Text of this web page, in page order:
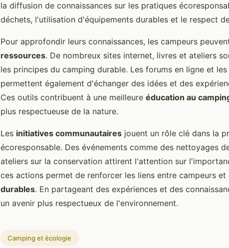
la diffusion de connaissances sur les pratiques
déchets, l'utilisation d'équipements durables et le respect
Pour approfondir leurs connaissances, les campeurs
ressources. De nombreux sites internet, livres et ateliers
les principes du camping durable. Les forums en ligne et
permettent également d'échanger des idées et des
Ces outils contribuent à une meilleure éducation au
plus respectueuse de la nature.
Les initiatives communautaires jouent un rôle clé dans la
écoresponsable. Des événements comme des nettoyages
ateliers sur la conservation attirent l'attention sur
ces actions permet de renforcer les liens entre campeurs et
durables. En partageant des expériences et des
un avenir plus respectueux de l'environnement.
Camping et écologie